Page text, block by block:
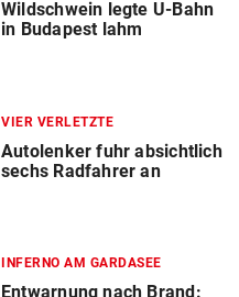
Wildschwein legte U-Bahn
in Budapest lahm
VIER VERLETZTE
Autolenker fuhr absichtlich
sechs Radfahrer an
INFERNO AM GARDASEE
Entwarnung nach Brand: